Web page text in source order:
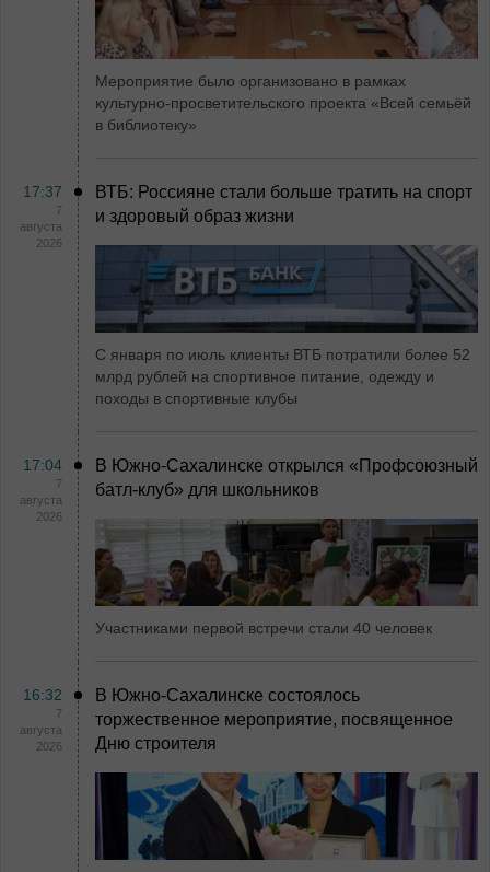
Мероприятие было организовано в рамках
культурно-просветительского проекта «Всей семьёй
в библиотеку»
17:37
7
августа
2026
ВТБ: Россияне стали больше тратить на спорт
и здоровый образ жизни
С января по июль клиенты ВТБ потратили более 52
млрд рублей на спортивное питание, одежду и
походы в спортивные клубы
17:04
7
августа
2026
В Южно-Сахалинске открылся «Профсоюзный
батл-клуб» для школьников
Участниками первой встречи стали 40 человек
16:32
7
августа
2026
В Южно-Сахалинске состоялось
торжественное мероприятие, посвященное
Дню строителя